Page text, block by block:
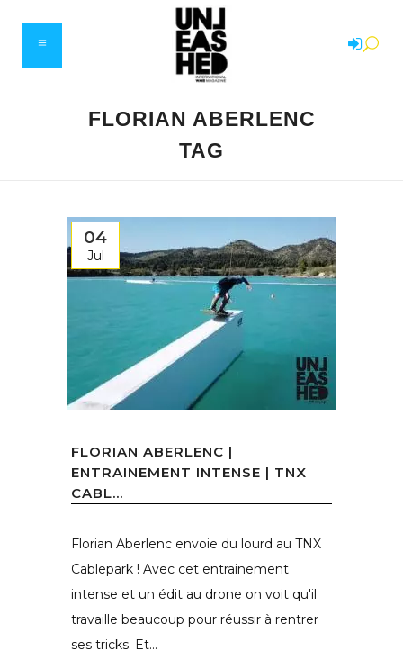
FLORIAN ABERLENC
TAG
04
Jul
FLORIAN ABERLENC |
ENTRAINEMENT INTENSE | TNX
CABL...
Florian Aberlenc envoie du lourd au TNX
Cablepark ! Avec cet entrainement
intense et un édit au drone on voit qu'il
travaille beaucoup pour réussir à rentrer
ses tricks. Et...